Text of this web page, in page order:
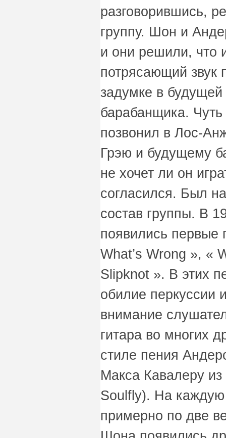
разговорившись,
группу. Шон и
и они решили, что
потрясающий звук
задумке в
барабанщика.
позвонил в Лос-
Грэю и будущему
не хочет ли он
согласился. Был
состав группы. В
появились первые
What’s Wrong », «
Slipknot ». В этих
обилие перкуссии
внимание
гитара вo многих
стиле пения
Макса Кавалеру
Soulfly). На
примерно по две